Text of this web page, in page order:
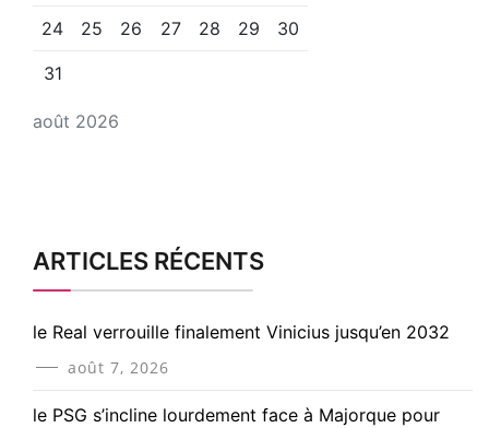
août 2026
24 25 26 27 28 29 30
31
ARTICLES RÉCENTS
le Real verrouille finalement Vinicius jusqu’en 2032
août 7, 2026
le PSG s’incline lourdement face à Majorque pour